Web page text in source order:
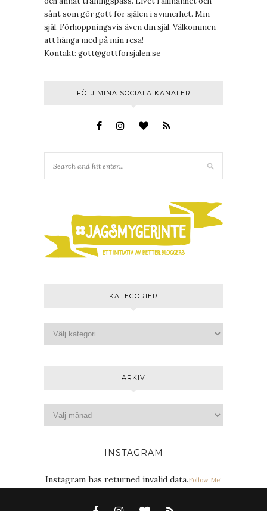
sånt som gör gott för själen i synnerhet. Min
själ. Förhoppningsvis även din själ. Välkommen
att hänga med på min resa!
Kontakt: gott@gottforsjalen.se
FÖLJ MINA SOCIALA KANALER
KATEGORIER
ARKIV
INSTAGRAM
Instagram has returned invalid data.Follow Me!